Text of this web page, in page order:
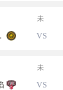
未
VS
未
VS